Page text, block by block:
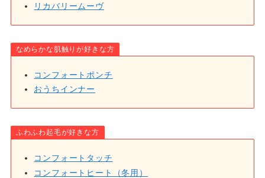
リカバリームーヴ
なめらかな肌触りが好きな方
コンフォートポンチ
おうちインナー
ふわふわ起毛が好きな方
コンフォートタッチ
コンフォートヒート（冬用）